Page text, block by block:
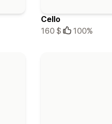
Cello
160 $
100%